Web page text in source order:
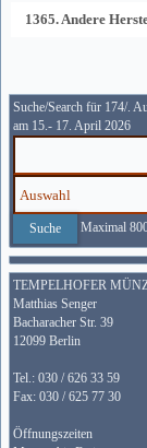
1365. Andere
Suche/Search für 174/.
am 15.- 17. April 2026
Maximal
TEMPELHOFER
Matthias Senger
Bacharacher Str. 39
12099 Berlin
Tel.: 030 / 626 33 59
Fax: 030 / 625 77 30
Öffnungszeiten